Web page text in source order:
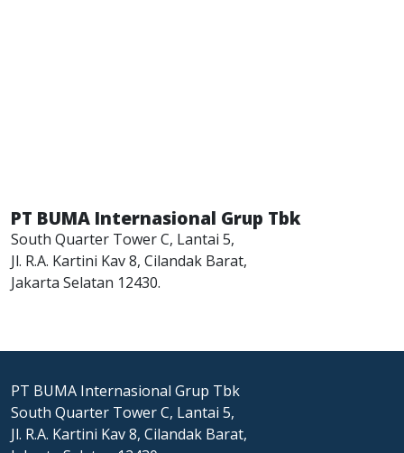
PT BUMA Internasional Grup Tbk
South Quarter Tower C, Lantai 5,
Jl. R.A. Kartini Kav 8, Cilandak Barat,
Jakarta Selatan 12430.
PT BUMA Internasional Grup Tbk
South Quarter Tower C, Lantai 5,
Jl. R.A. Kartini Kav 8, Cilandak Barat,